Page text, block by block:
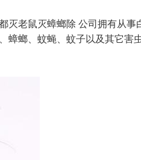
灭老鼠灭蟑螂除 公司拥有从
蟑螂、蚊蝇、蚊子以及其它